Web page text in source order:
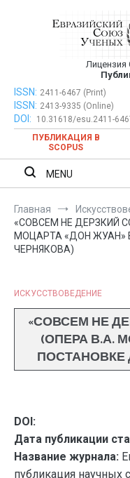
Евразийский Союз
ISSN: 2411-6467 (Print)
ISSN: 2413-9335 (Online)
DOI:
10.31618/esu.2411-
ПУБЛИКАЦИЯ В
SCOPUS
MENU
Главная
«СОВСЕМ НЕ ДЕРЗКИЙ
МОЦАРТА «ДОН ЖУАН»
ЧЕРНЯКОВА)
ИСКУССТВОВЕДЕНИЕ
«СОВСЕМ НЕ
(ОПЕРА В.А.
ПОСТАНОВКЕ
DOI:
Дата публикации
Название журнала:
публикация научных